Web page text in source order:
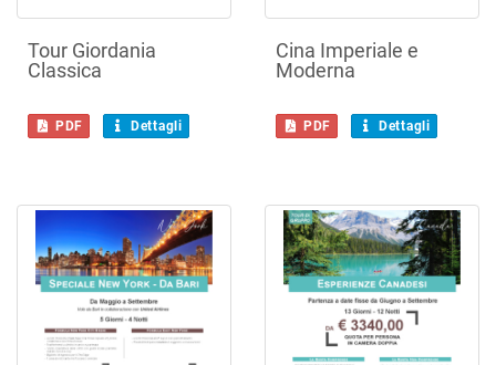
Tour Giordania
Classica
PDF Dettagli
Cina Imperiale e
Moderna
PDF Dettagli